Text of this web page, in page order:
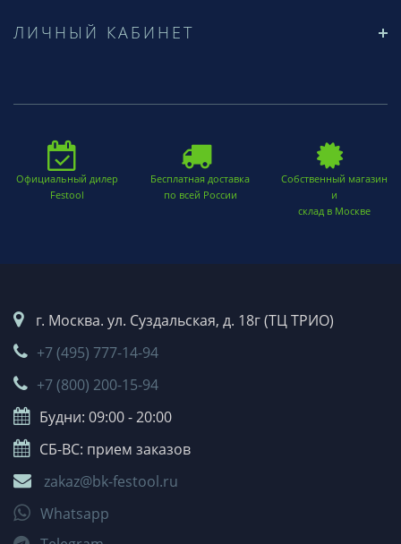
ЛИЧНЫЙ КАБИНЕТ
Официальный дилер
Festool
Бесплатная доставка
по всей России
Собственный магазин
и
склад в Москве
г. Москва. ул. Суздальская, д. 18г (ТЦ ТРИО)
+7 (495) 777-14-94
+7 (800) 200-15-94
Будни: 09:00 - 20:00
СБ-ВС: прием заказов
zakaz@bk-festool.ru
Whatsapp